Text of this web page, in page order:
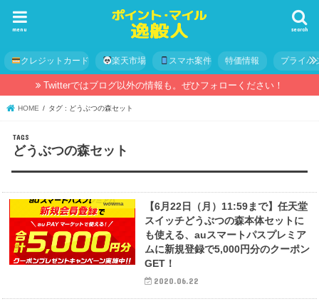
search
menu
クレジットカード 楽天市場 スマホ案件 特価情報 プライバ
Twitterではブログ以外の情報も。ぜひフォローください！
HOME タグ : どうぶつの森セット
どうぶつの森セット
wowma
【6月22日（月）11:59まで】任天堂
スイッチどうぶつの森本体セットに
も使える、auスマートパスプレミア
ムに新規登録で5,000円分のクーポン
GET！
2020.06.22